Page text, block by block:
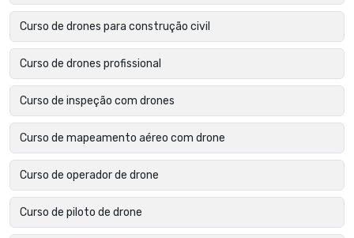
Curso de drones para construção civil
Curso de drones profissional
Curso de inspeção com drones
Curso de mapeamento aéreo com drone
Curso de operador de drone
Curso de piloto de drone